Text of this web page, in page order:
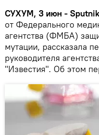
СУХУМ, 3 июн -
от Федерального
агентства (ФМБА)
мутации, рассказала
руководителя
"Известия". Об этом